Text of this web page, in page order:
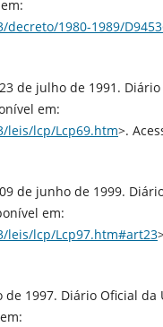
1980-1989/
de julho de 1991.
em:
leis/lcp/Lcp69.htm>.
de junho de 1999.
em:
leis/lcp/Lcp97.htm#art23
de 1997. Diário Oficial da